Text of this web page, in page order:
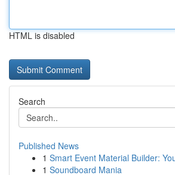
HTML is disabled
Search
Published News
1 Smart Event Material Builder:
1 Soundboard Mania